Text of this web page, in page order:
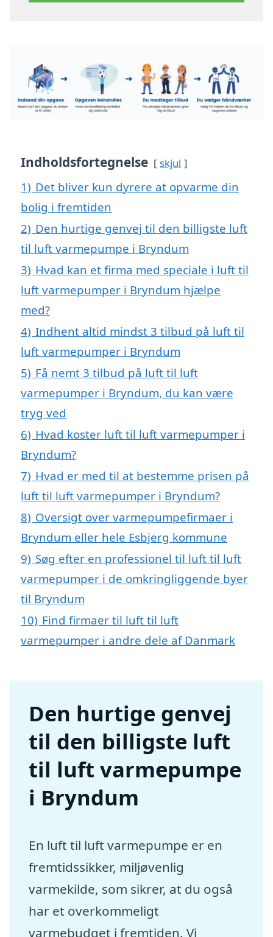
Indholdsfortegnelse skjul
1) Det bliver kun dyrere at opvarme din
bolig i fremtiden
2) Den hurtige genvej til den billigste luft
til luft varmepumpe i Bryndum
3) Hvad kan et firma med speciale i luft til
luft varmepumper i Bryndum hjælpe
med?
4) Indhent altid mindst 3 tilbud på luft til
luft varmepumper i Bryndum
5) Få nemt 3 tilbud på luft til luft
varmepumper i Bryndum, du kan være
tryg ved
6) Hvad koster luft til luft varmepumper i
Bryndum?
7) Hvad er med til at bestemme prisen på
luft til luft varmepumper i Bryndum?
8) Oversigt over varmepumpefirmaer i
Bryndum eller hele Esbjerg kommune
9) Søg efter en professionel til luft til luft
varmepumper i de omkringliggende byer
til Bryndum
10) Find firmaer til luft til luft
varmepumper i andre dele af Danmark
Den hurtige genvej
til den billigste luft
til luft varmepumpe
i Bryndum
En luft til luft varmepumpe er en
fremtidssikker, miljøvenlig
varmekilde, som sikrer, at du også
har et overkommeligt
varmebudget i fremtiden. Vi